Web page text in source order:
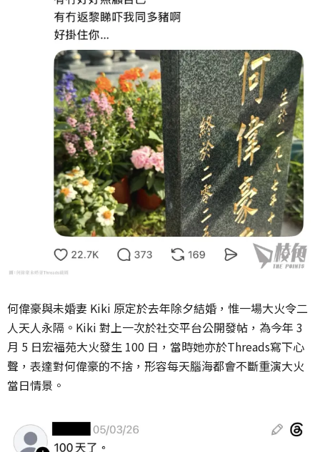
何偉豪與未婚妻 Kiki 原定於去年除夕結婚，惟一場大火令二
人天人永隔。Kiki 對上一次於社交平台公開發帖，為今年 3
月 5 日宏福苑大火發生 100 日，當時她亦於Threads寫下心
聲，表達對何偉豪的不捨，形容每天腦海都會不斷重演大火
當日情景。